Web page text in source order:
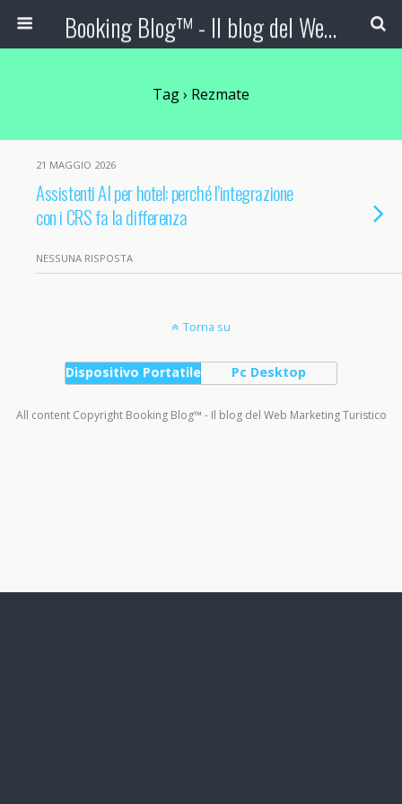
Booking Blog™ - Il blog del Web Marketing Turistico
Tag › Rezmate
21 MAGGIO 2026
Assistenti AI per hotel: perché l’integrazione
con i CRS fa la differenza
NESSUNA RISPOSTA
Torna su
Dispositivo Portatile Pc Desktop
All content Copyright Booking Blog™ - Il blog del Web Marketing Turistico